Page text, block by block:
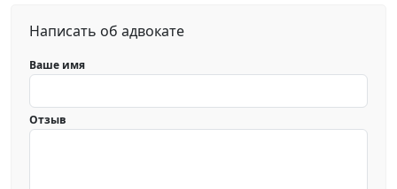
Написать об адвокате
Ваше имя
Отзыв